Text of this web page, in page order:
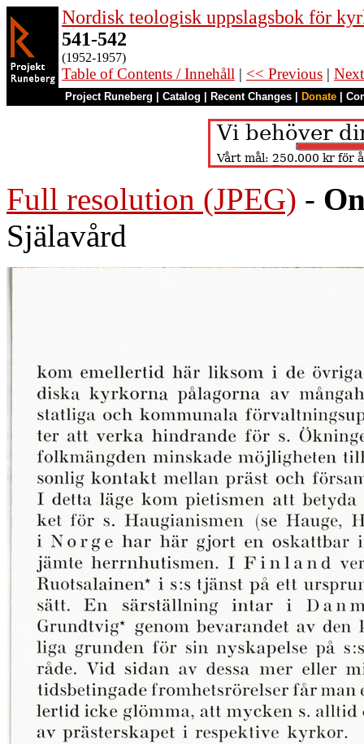
Nordisk teologisk uppslagsbok för
541-542
(1952-1957)
Table of Contents / Innehåll | << Previous |
Project Runeberg Catalog Recent Changes Donate
Full resolution (JPEG) -
Själavård